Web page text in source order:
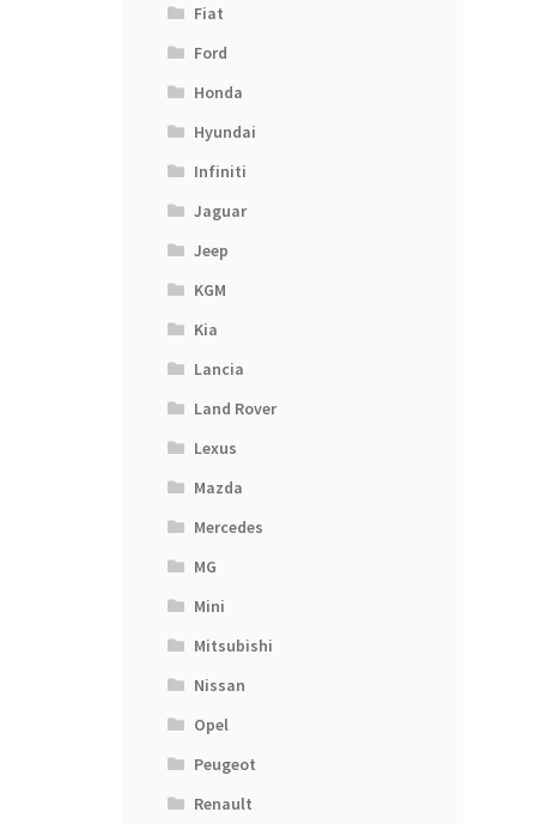
Fiat
Ford
Honda
Hyundai
Infiniti
Jaguar
Jeep
KGM
Kia
Lancia
Land Rover
Lexus
Mazda
Mercedes
MG
Mini
Mitsubishi
Nissan
Opel
Peugeot
Renault